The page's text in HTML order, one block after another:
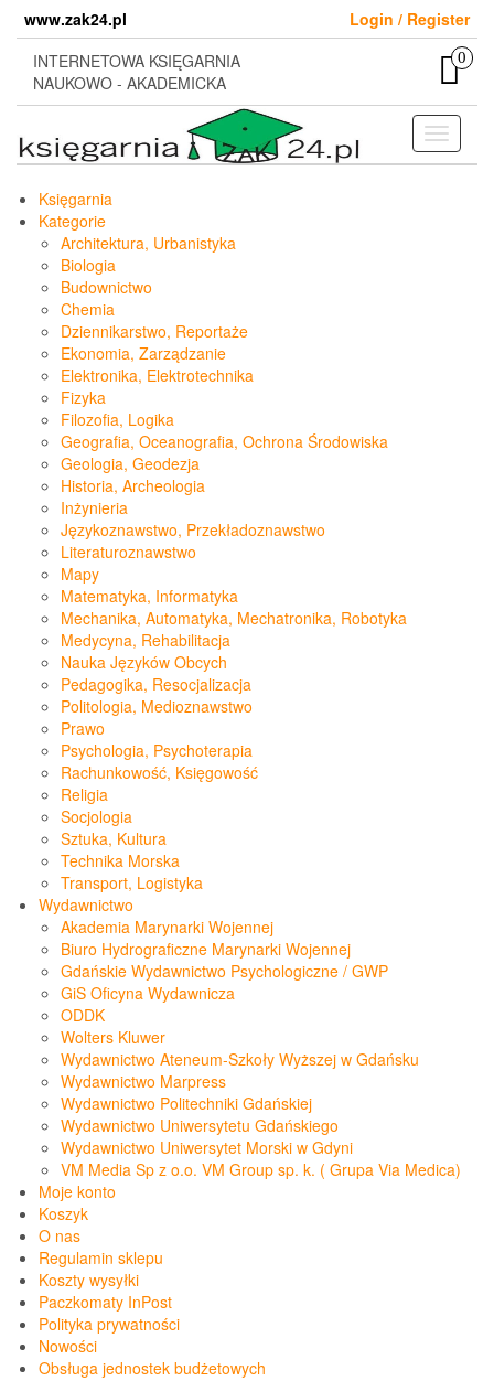
content
www.zak24.pl
Login / Register
INTERNETOWA KSIĘGARNIA
NAUKOWO - AKADEMICKA
0
Toggle
Księgarnia
Kategorie
Architektura, Urbanistyka
Biologia
Budownictwo
Chemia
Dziennikarstwo, Reportaże
Ekonomia, Zarządzanie
Elektronika, Elektrotechnika
Fizyka
Filozofia, Logika
Geografia, Oceanografia, Ochrona Środowiska
Geologia, Geodezja
Historia, Archeologia
Inżynieria
Językoznawstwo, Przekładoznawstwo
Literaturoznawstwo
Mapy
Matematyka, Informatyka
Mechanika, Automatyka, Mechatronika, Robotyka
Medycyna, Rehabilitacja
Nauka Języków Obcych
Pedagogika, Resocjalizacja
Politologia, Medioznawstwo
Prawo
Psychologia, Psychoterapia
Rachunkowość, Księgowość
Religia
Socjologia
Sztuka, Kultura
Technika Morska
Transport, Logistyka
Wydawnictwo
Akademia Marynarki Wojennej
Biuro Hydrograficzne Marynarki Wojennej
Gdańskie Wydawnictwo Psychologiczne / GWP
GiS Oficyna Wydawnicza
ODDK
Wolters Kluwer
Wydawnictwo Ateneum-Szkoły Wyższej w Gdańsku
Wydawnictwo Marpress
Wydawnictwo Politechniki Gdańskiej
Wydawnictwo Uniwersytetu Gdańskiego
Wydawnictwo Uniwersytet Morski w Gdyni
VM Media Sp z o.o. VM Group sp. k. ( Grupa Via Medica)
Moje konto
Koszyk
O nas
Regulamin sklepu
Koszty wysyłki
Paczkomaty InPost
Polityka prywatności
Nowości
Obsługa jednostek budżetowych